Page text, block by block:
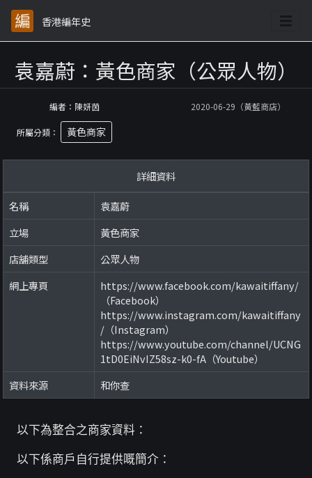
香港編年史
袁嘉蔚：黃色商家（公眾人物）
編者：陳妍茵 2020-06-29（黃藍商店）
所屬分類： 黃色商家
詳細資料
名稱
袁嘉蔚
立場
黃色商家
店舖類型
公眾人物
網上專頁
https://www.facebook.com/kawaitiffany/
（Facebook）
https://www.instagram.com/kawaitiffany
/（Instagram）
https://www.youtube.com/channel/UCNG
1tD0EiNvIZ58sz-k0-fA（Youtube）
資料來源
和你查
以下為整合之商家資料：
以下係商戶自行提供嘅簡介：